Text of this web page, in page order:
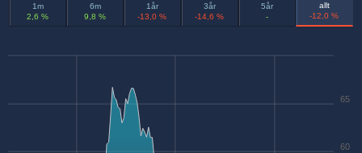
1m
2,6 %
6m
9,8 %
1år
-13,0 %
3år
-14,6 %
5år
-
allt
-12,0 %
60
65